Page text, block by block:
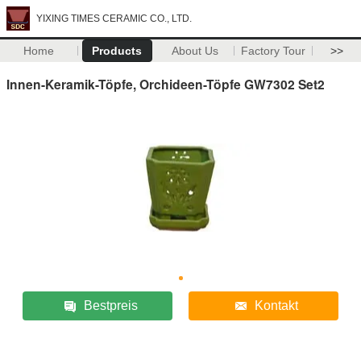
YIXING TIMES CERAMIC CO., LTD.
Home Products About Us Factory Tour >>
Innen-Keramik-Töpfe, Orchideen-Töpfe GW7302 Set2
Bestpreis Kontakt